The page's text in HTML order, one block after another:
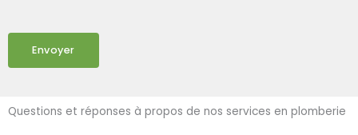
Envoyer
Questions et réponses à propos de nos services en plomberie